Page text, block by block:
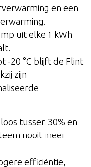
en een
uit elke 1 kWh
-20 °C blijft de Flint
zijn
tussen 30% en
nooit meer
efficiëntie,